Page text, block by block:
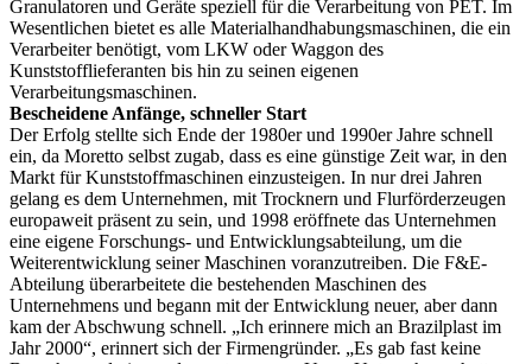
Granulatoren und Geräte speziell für die Verarbeitung von PET. Im
Wesentlichen bietet es alle Materialhandhabungsmaschinen, die ein
Verarbeiter benötigt, vom LKW oder Waggon des
Kunststofflieferanten bis hin zu seinen eigenen
Verarbeitungsmaschinen.
Bescheidene Anfänge, schneller Start
Der Erfolg stellte sich Ende der 1980er und 1990er Jahre schnell
ein, da Moretto selbst zugab, dass es eine günstige Zeit war, in den
Markt für Kunststoffmaschinen einzusteigen. In nur drei Jahren
gelang es dem Unternehmen, mit Trocknern und Flurförderzeugen
europaweit präsent zu sein, und 1998 eröffnete das Unternehmen
eine eigene Forschungs- und Entwicklungsabteilung, um die
Weiterentwicklung seiner Maschinen voranzutreiben. Die F&E-
Abteilung überarbeitete die bestehenden Maschinen des
Unternehmens und begann mit der Entwicklung neuer, aber dann
kam der Abschwung schnell. „Ich erinnere mich an Brazilplast im
Jahr 2000“, erinnert sich der Firmengründer. „Es gab fast keine